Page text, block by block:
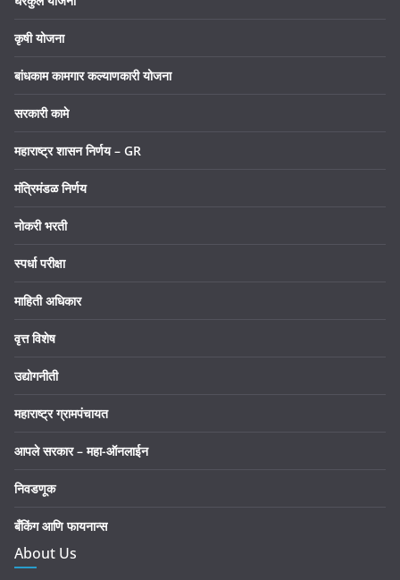
कृषी योजना
बांधकाम कामगार कल्याणकारी योजना
सरकारी कामे
महाराष्ट्र शासन निर्णय – GR
मंत्रिमंडळ निर्णय
नोकरी भरती
स्पर्धा परीक्षा
माहिती अधिकार
वृत्त विशेष
उद्योगनीती
महाराष्ट्र ग्रामपंचायत
आपले सरकार – महा-ऑनलाईन
निवडणूक
बँकिंग आणि फायनान्स
About Us